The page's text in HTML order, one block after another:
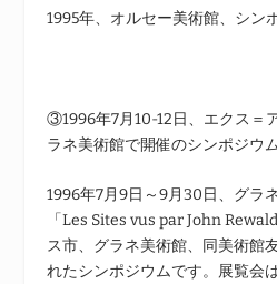
1995年、オルセー美術館、シン
③1996年7月10-12日、エクス＝
ラネ美術館で開催のシンポジウ
1996年7月9日～9月30日、グラ
「Les Sites vus par John
ス市、グラネ美術館、同美術館
れたシンポジウムです。展覧会